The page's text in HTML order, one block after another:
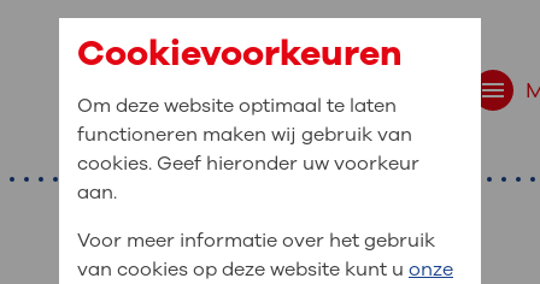
Cookievoorkeuren
Om deze website optimaal te laten
functioneren maken wij gebruik van
cookies. Geef hieronder uw voorkeur
aan.
Voor meer informatie over het gebruik
van cookies op deze website kunt u onze